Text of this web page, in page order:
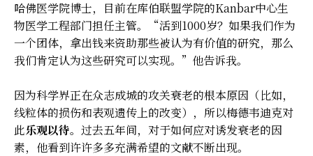
哈佛医学院博士，目前在库伯联盟学院的Kanbar中心生
物医学工程部门担任主管。“活到1000岁？如果我们作为
一个团体，拿出钱来资助那些被认为有价值的研究，那么
我们肯定认为这些研究可以实现。”他告诉我。
因为科学界正在众志成城的攻关衰老的根本原因（比如，
线粒体的损伤和表观遗传上的改变），所以梅德韦迪克对
此乐观以待。过去五年间，对于如何应对诱发衰老的因
素，他看到许许多多充满希望的文献不断出现。